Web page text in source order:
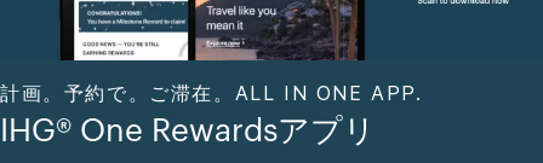
計画。予約で。ご滞在。ALL IN ONE APP.
IHG® One Rewardsアプリ